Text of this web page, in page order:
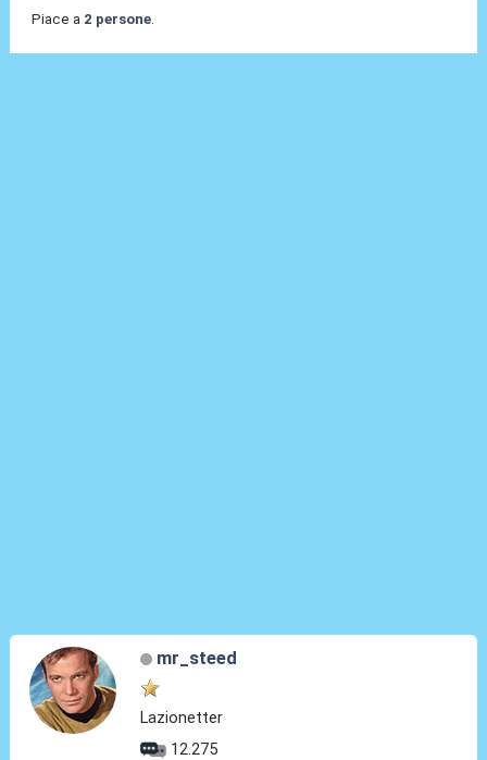
Piace a 2 persone.
mr_steed
Lazionetter
12.275